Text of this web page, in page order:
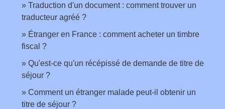
Traduction d'un document : comment trouver un
traducteur agréé ?
Étranger en France : comment acheter un timbre
fiscal ?
Qu'est-ce qu'un récépissé de demande de titre de
séjour ?
Comment un étranger malade peut-il obtenir un
titre de séjour ?